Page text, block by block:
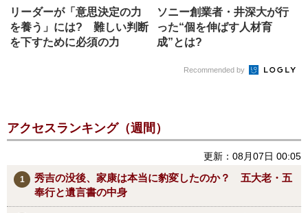
リーダーが「意思決定の力
を養う」には? 難しい判断
を下すために必須の力
ソニー創業者・井深大が行
った“個を伸ばす人材育
成”とは?
Recommended by
アクセスランキング（週間）
更新：08月07日 00:05
秀吉の没後、家康は本当に豹変したのか？ 五大老・五
奉行と遺言書の中身